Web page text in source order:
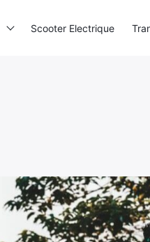
Scooter Electrique